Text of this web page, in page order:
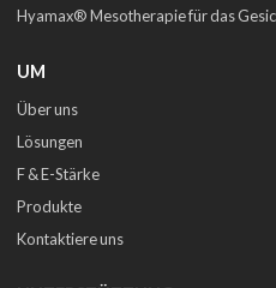
Hyamax® Mesotherapie für das
UM
Über uns
Lösungen
F & E-Stärke
Produkte
Kontaktiere uns